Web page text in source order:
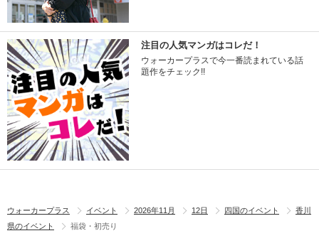
注目の人気マンガはコレだ！
ウォーカープラスで今一番読まれている話
題作をチェック!!
ウォーカープラス イベント 2026年11月 12日 四国のイベント
香川
県のイベント
福袋・初売り